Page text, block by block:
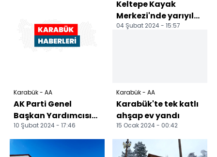
Karabük - AA
AK Parti Genel
Başkan Yardımcısı
Karaaslan,
Karabük'te aday
10 Şubat 2024 - 17:46
Keltepe Kayak
Merkezi'nde yarıyıl
tatili yoğunluğu
04 Şubat 2024 - 15:57
Karabük - AA
Karabük'te tek katlı
ahşap ev yandı
15 Ocak 2024 - 00:42